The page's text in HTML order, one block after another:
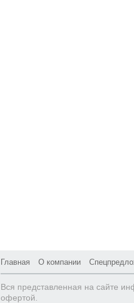
Главная О компании
Вся представленная на сайте
офертой.